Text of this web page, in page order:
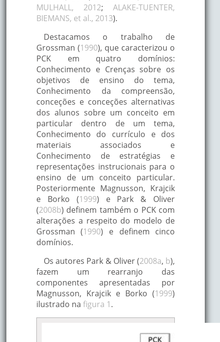
MULHALL, 2012;ALAKE-TUENTER,
BIEMANS, et al., 2013).
Destacamos o trabalho de
Grossman (1990), que caracterizou o
PCK em quatro domínios:
Conhecimento e Crenças sobre os
objetivos de ensino do tema,
Conhecimento da compreensão,
conceções e conceções alternativas
dos alunos sobre um conceito em
particular dentro de um tema,
Conhecimento do currículo e dos
materiais associados e
Conhecimento de estratégias e
representações instrucionais para o
ensino de um conceito particular.
Posteriormente Magnusson, Krajcik
e Borko (1999) e Park & Oliver
(2008b) definem também o PCK com
alterações a respeito do modelo de
Grossman (1990) e definem cinco
domínios.
Os autores Park & Oliver (2008a, b),
fazem um rearranjo das
componentes apresentadas por
Magnusson, Krajcik e Borko (1999)
ilustrado na figura 1.